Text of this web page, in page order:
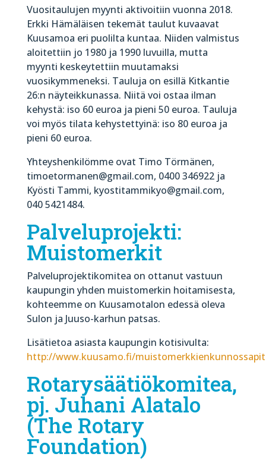
Vuositaulujen myynti aktivoitiin vuonna 2018.
Erkki Hämäläisen tekemät taulut kuvaavat
Kuusamoa eri puolilta kuntaa. Niiden valmistus
aloitettiin jo 1980 ja 1990 luvuilla, mutta
myynti keskeytettiin muutamaksi
vuosikymmeneksi. Tauluja on esillä Kitkantie
26:n näyteikkunassa. Niitä voi ostaa ilman
kehystä: iso 60 euroa ja pieni 50 euroa. Tauluja
voi myös tilata kehystettyinä: iso 80 euroa ja
pieni 60 euroa.
Yhteyshenkilömme ovat Timo Törmänen,
timoetormanen@gmail.com, 0400 346922 ja
Kyösti Tammi, kyostitammikyo@gmail.com,
040 5421484.
Palveluprojekti:
Muistomerkit
Palveluprojektikomitea on ottanut vastuun
kaupungin yhden muistomerkin hoitamisesta,
kohteemme on Kuusamotalon edessä oleva
Sulon ja Juuso-karhun patsas.
Lisätietoa asiasta kaupungin kotisivulta:
http://www.kuusamo.fi/
Rotarysäätiökomitea,
pj. Juhani Alatalo
(The Rotary
Foundation)